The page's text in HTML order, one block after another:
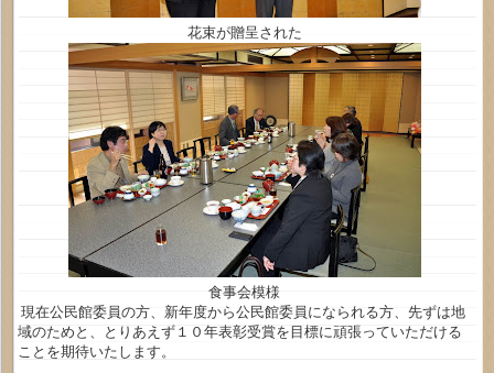
花束が贈呈された
食事会模様
現在公民館委員の方、新年度から公民館委員になられる方、先ずは地
域のためと、とりあえず１０年表彰受賞を目標に頑張っていただける
ことを期待いたします。